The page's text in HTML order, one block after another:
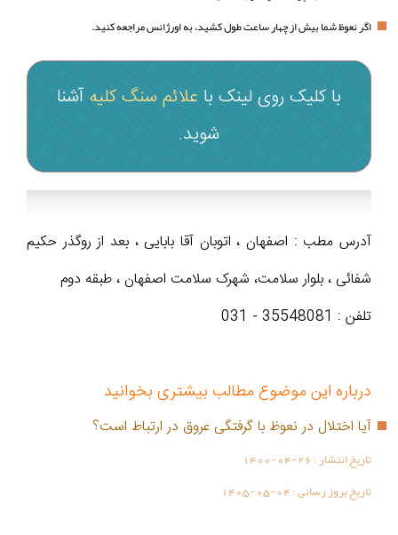
اگر نعوظ شما بیش از چهار ساعت طول کشید، به اورژانس مراجعه کنید.
با کلیک روی لینک با علائم سنگ کلیه آشنا
شوید.
آدرس مطب : اصفهان ، اتوبان آقا بابایی ، بعد از روگذر حکیم
شفائی ، بلوار سلامت، شهرک سلامت اصفهان ، طبقه دوم
تلفن : 35548081 - 031
درباره این موضوع مطالب بیشتری بخوانید
آیا اختلال در نعوظ با گرفتگی عروق در ارتباط است؟
تاریخ انتشار :1400-04-26
تاریخ بروز رسانی :1405-05-04